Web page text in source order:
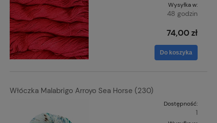
Wysyłka w:
48 godzin
74,00 zł
Do koszyka
Włóczka Malabrigo Arroyo Sea Horse (230)
Dostępność:
1